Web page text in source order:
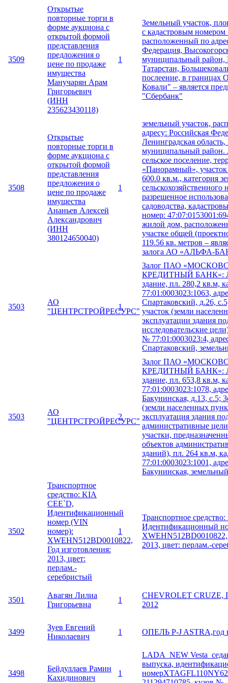
3509
Открытые
повторные торги в
форме аукциона с
открытой формой
представления
предложения о
цене по продаже
имущества
Манучарян Арам
Григорьевич
(ИНН
235623430118)
1
Земельный участок,
с кадастровым номером
расположенный по
Федерация,
муниципальный район,
Татарстан,
послеение, в
Ковали" – является
"Сбербанк"
3508
Открытые
повторные торги в
форме аукциона с
открытой формой
представления
предложения о
цене по продаже
имущества
Ананьев Алексей
Александрович
(ИНН
380124650040)
1
земельный участок,
адресу: Российская
Ленинградская
муниципальный район.
сельское поселение,
«Панорамный»,
600.0 кв.м., категория
сельскохозяйственного
разрешенное
садоводства,
номер:
жилой дом,
участке общей
119.56 кв. метров –
залога АО «АЛЬФА-
3503
АО
"ЦЕНТРСТРОЙРЕСУРС"
1
Залог ПАО
КРЕДИТНЫЙ БАНК»:
здание, пл. 280,2 кв.м,
77:01:0003023:1063,
Спартаковский, д.26,
участок (земли
эксплуатации здания
исследовательские
№ 77:01:0003023:4,
Спартаковский,
3503
АО
"ЦЕНТРСТРОЙРЕСУРС"
2
Залог ПАО
КРЕДИТНЫЙ БАНК»:
здание, пл. 653,8 кв.м,
77:01:0003023:1078,
Бакунинская, д.13, с.5;
(земли населенных
эксплуатация здания
административные
участки,
объектов
зданий), пл. 264 кв.м,
77:01:0003023:1001,
Бакунинская,
3502
Транспортное
средство: KIA
CEE`D,
Идентификационный
номер (VIN
номер):
XWEHN512BD0010822,
Год изготовления:
2013, цвет:
перлам.-
серебристый
1
Транспортное
Идентификационный
XWEHN512BD0010822,
2013, цвет: перлам.-
3501
Авагян Лилиа
Григорьевна
1
CHEVROLET CRUZE,
2012
3499
Зуев Евгений
Николаевич
1 ОПЕЛЬ P-J ASTRA,год
3498
Бейдуллаев Рамин
Кахидинович
1
LADA_NEW
выпуска,